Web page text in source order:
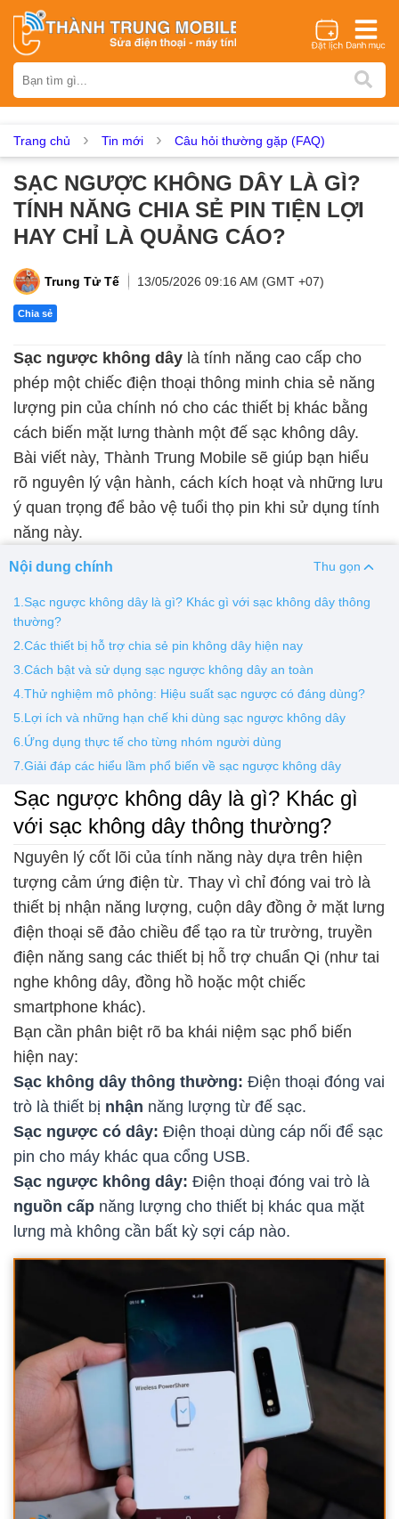
iPhone Samsung Oppo Xiaomi Realme Vivo
Asus Sony Vertu LG Tecno
Dịch vụ sửa chữa
Thay màn hình Ép kính Thay camera
Thay mic Thay rung Thay main Unlock - Mở Khoá
Màn hình Vsmart Màn hình Google Pixel
Thay pin
Pin iPhone Pin Samsumg Pin Oppo Pin Xiaomi
Pin Realme
Trang chủ Tin mới Câu hỏi thường gặp (FAQ)
SẠC NGƯỢC KHÔNG DÂY LÀ GÌ?
TÍNH NĂNG CHIA SẺ PIN TIỆN LỢI
HAY CHỈ LÀ QUẢNG CÁO?
Trung Tử Tế 13/05/2026 09:16 AM (GMT +07)
Chia sẻ
Sạc ngược không dây là tính năng cao cấp cho
phép một chiếc điện thoại thông minh chia sẻ năng
lượng pin của chính nó cho các thiết bị khác bằng
cách biến mặt lưng thành một đế sạc không dây.
Bài viết này, Thành Trung Mobile sẽ giúp bạn hiểu
rõ nguyên lý vận hành, cách kích hoạt và những lưu
ý quan trọng để bảo vệ tuổi thọ pin khi sử dụng tính
năng này.
Nội dung chính Thu gọn
1.Sạc ngược không dây là gì? Khác gì với sạc không dây thông
thường?
2.Các thiết bị hỗ trợ chia sẻ pin không dây hiện nay
3.Cách bật và sử dụng sạc ngược không dây an toàn
4.Thử nghiệm mô phỏng: Hiệu suất sạc ngược có đáng dùng?
5.Lợi ích và những hạn chế khi dùng sạc ngược không dây
6.Ứng dụng thực tế cho từng nhóm người dùng
7.Giải đáp các hiểu lầm phổ biến về sạc ngược không dây
Sạc ngược không dây là gì? Khác gì
với sạc không dây thông thường?
Nguyên lý cốt lõi của tính năng này dựa trên hiện
tượng cảm ứng điện từ. Thay vì chỉ đóng vai trò là
thiết bị nhận năng lượng, cuộn dây đồng ở mặt lưng
điện thoại sẽ đảo chiều để tạo ra từ trường, truyền
điện năng sang các thiết bị hỗ trợ chuẩn Qi (như tai
nghe không dây, đồng hồ hoặc một chiếc
smartphone khác).
Bạn cần phân biệt rõ ba khái niệm sạc phổ biến
hiện nay:
Sạc không dây thông thường: Điện thoại đóng vai
trò là thiết bị nhận năng lượng từ đế sạc.
Sạc ngược có dây: Điện thoại dùng cáp nối để sạc
pin cho máy khác qua cổng USB.
Sạc ngược không dây: Điện thoại đóng vai trò là
nguồn cấp năng lượng cho thiết bị khác qua mặt
lưng mà không cần bất kỳ sợi cáp nào.